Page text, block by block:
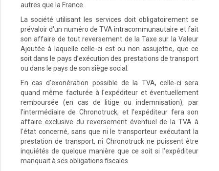
autres que la France.
La société utilisant les services doit obligatoirement se
prévaloir d'un numéro de TVA intracommunautaire et fait
son affaire de tout reversement de la Taxe sur la Valeur
Ajoutée à laquelle celle-ci est ou non assujettie, que ce
soit dans le pays d’exécution des prestations de transport
ou dans le pays de son siège social.
En cas d'exonération possible de la TVA, celle-ci sera
quand même facturée à l'expéditeur et éventuellement
remboursée (en cas de litige ou indemnisation), par
l'intermédiaire de Chronotruck, et l'expéditeur fera son
affaire exclusive du reversement éventuel de la TVA à
l'état concerné, sans que ni le transporteur exécutant la
prestation de transport, ni Chronotruck ne puissent être
inquiétés de quelque manière que ce soit si l'expéditeur
manquait à ses obligations fiscales.